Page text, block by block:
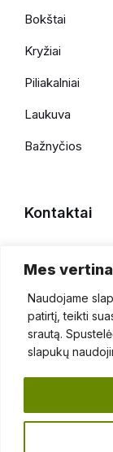
Mes
Naudojame
patirtį, teikti
srautą.
slapukų
Bokštai
Kryžiai
Piliakalniai
Laukuva
Bažnyčios
Kontaktai